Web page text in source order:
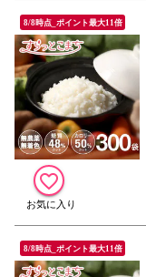
8/8時点_ポイント最大11倍
8/8時点_ポイント最大11倍